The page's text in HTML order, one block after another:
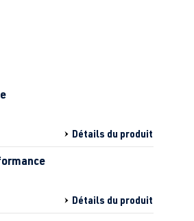
Détails du produit
Détails du produit